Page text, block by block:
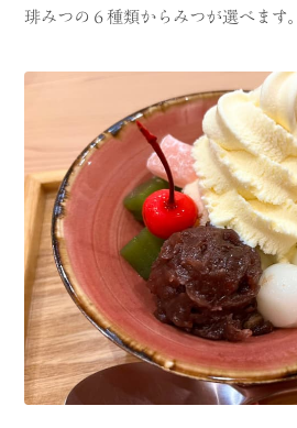
琲みつの６種類からみつが選べます。